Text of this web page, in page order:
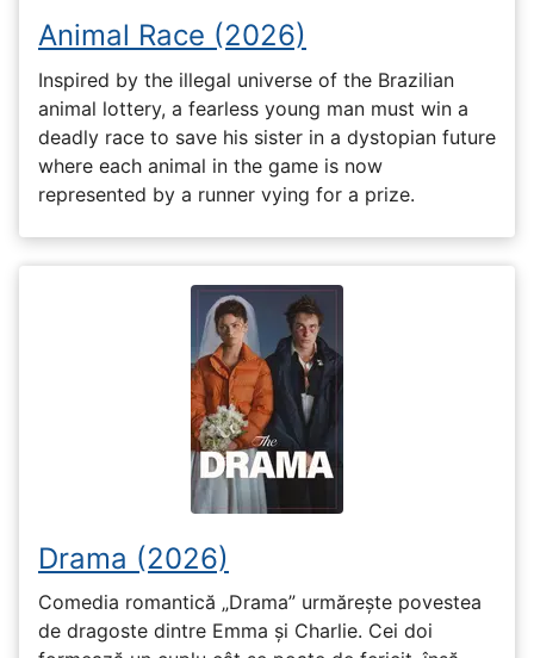
Animal Race (2026)
Inspired by the illegal universe of the Brazilian
animal lottery, a fearless young man must win a
deadly race to save his sister in a dystopian future
where each animal in the game is now
represented by a runner vying for a prize.
Drama (2026)
Comedia romantică „Drama” urmărește povestea
de dragoste dintre Emma și Charlie. Cei doi